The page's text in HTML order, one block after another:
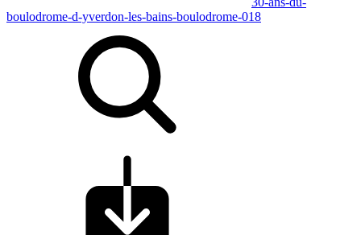
boulodrome-d-yverdon-les-bains-boulodrome-018